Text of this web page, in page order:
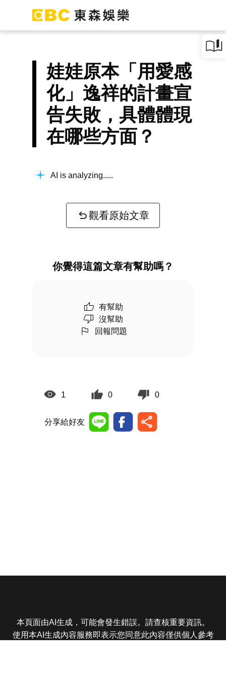
娃娃原本「用愛感
化」逸祥的計畫宣
告失敗，具體體現
在哪些方面？
AI is analyzing...
觀看原始文章
你覺得這篇文章有幫助嗎？
有幫助
沒幫助
回報問題
1 0 0
分享給好友
本頁面由AI生成，可能會發生錯誤。請查核重要資訊。
使用本AI生成內容服務即表示您同意此內容僅供個人參考